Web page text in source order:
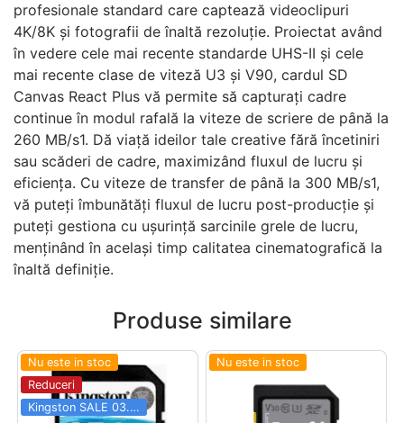
profesionale standard care captează videoclipuri
4K/8K și fotografii de înaltă rezoluție. Proiectat având
în vedere cele mai recente standarde UHS-II și cele
mai recente clase de viteză U3 și V90, cardul SD
Canvas React Plus vă permite să capturați cadre
continue în modul rafală la viteze de scriere de până la
260 MB/s1. Dă viață ideilor tale creative fără încetiniri
sau scăderi de cadre, maximizând fluxul de lucru și
eficiența. Cu viteze de transfer de până la 300 MB/s1,
vă puteți îmbunătăți fluxul de lucru post-producție și
puteți gestiona cu ușurință sarcinile grele de lucru,
menținând în același timp calitatea cinematografică la
înaltă definiție.
Produse similare
Nu este in stoc
Reduceri
Kingston SALE 03.06 - 31.08
Nu este in stoc